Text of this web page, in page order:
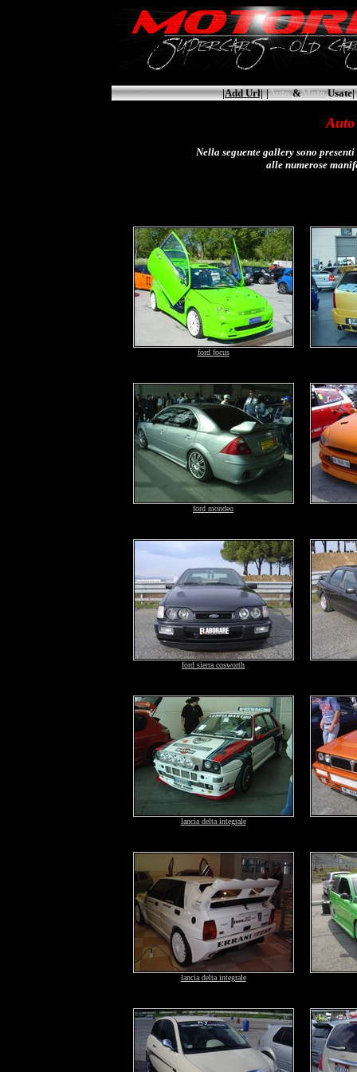
|Add Url| |Auto&MotoUsate|
Auto
Nella seguente gallery sono
alle numerose
ford focus
ford mondeo
ford sierra cosworth
lancia delta integrale
lancia delta integrale